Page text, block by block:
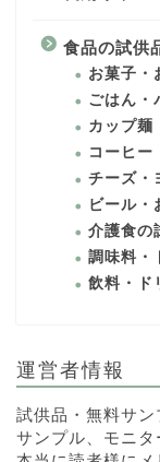
食品の試供
お菓子・
ごはん・
カップ麺
コーヒー
チーズ・
ビール・
介護食の
調味料・
飲料・ド
運営者情報
試供品・無料サ
サンプル、モニ